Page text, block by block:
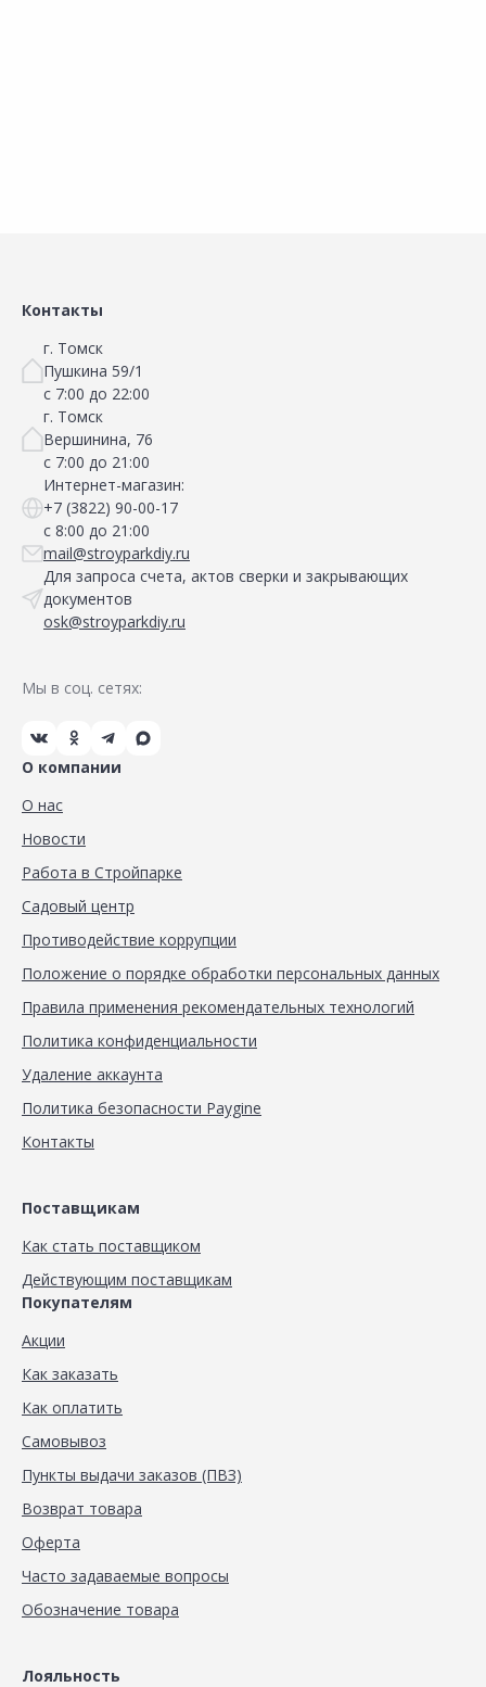
Контакты
г. Томск
Пушкина 59/1
с 7:00 до 22:00
г. Томск
Вершинина, 76
с 7:00 до 21:00
Интернет-магазин:
+7 (3822) 90-00-17
с 8:00 до 21:00
mail@stroyparkdiy.ru
Для запроса счета, актов сверки и закрывающих
документов
osk@stroyparkdiy.ru
Мы в соц. сетях:
О компании
О нас
Новости
Работа в Стройпарке
Садовый центр
Противодействие коррупции
Положение о порядке обработки персональных данных
Правила применения рекомендательных технологий
Политика конфиденциальности
Удаление аккаунта
Политика безопасности Paygine
Контакты
Поставщикам
Как стать поставщиком
Действующим поставщикам
Покупателям
Акции
Как заказать
Как оплатить
Самовывоз
Пункты выдачи заказов (ПВЗ)
Возврат товара
Оферта
Часто задаваемые вопросы
Обозначение товара
Лояльность